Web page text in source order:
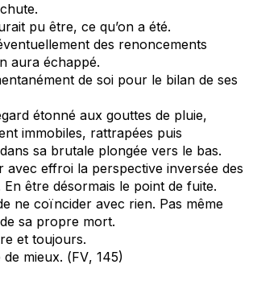
pu être, ce qu’on a été.
des renoncements
aura échappé.
de soi pour le bilan de ses
étonné aux gouttes de pluie,
immobiles, rattrapées puis
sa brutale plongée vers le bas.
avec effroi la perspective inversée des
En être désormais le point de fuite.
ne coïncider avec rien. Pas même
de sa propre mort.
et toujours.
mieux. (FV, 145)